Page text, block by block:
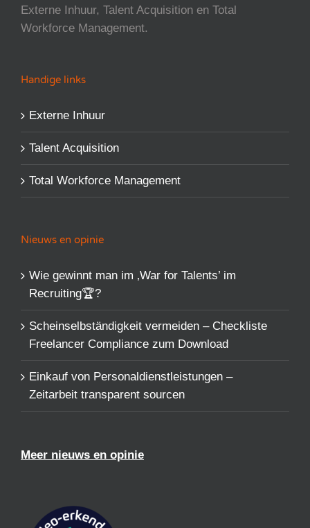
Externe Inhuur, Talent Acquisition en Total
Workforce Management.
Handige links
Externe Inhuur
Talent Acquisition
Total Workforce Management
Nieuws en opinie
Wie gewinnt man im ‚War for Talents’​ im
Recruiting🏆?
Scheinselbständigkeit vermeiden – Checkliste
Freelancer Compliance zum Download
Einkauf von Personaldienstleistungen –
Zeitarbeit transparent sourcen
Meer nieuws en opinie